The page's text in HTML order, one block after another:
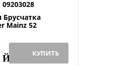
Брусчатка
Mainz 52
Й КУПИТЬ